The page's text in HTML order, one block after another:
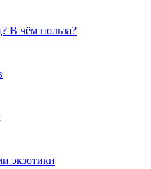
В чём польза?
экзотики